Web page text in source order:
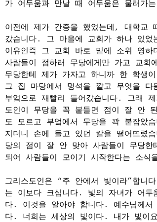
가 어두움과 만날 때 어두움은 물러가
이전에 제가 간증을 했었는데, 대학교
갔습니다. 그 마을에 교회가 하나 있었
이유인즉 그 교회 바로 밑에 소위 영하
사람들이 점하러 무당에게만 가고 교
무당한테 제가 가자고 하니까 한 학생
그 집 마당에서 멍석을 깔고 무엇을
부엌으로 재빨리 들어갔습니다. 그래
도인이 무당을 꼭 붙들면 점이 잘 안
도 모르고 부엌에서 무당을 꽉 붙잡았
지더니 손에 들고 있던 칼을 떨어뜨렸
당의 점이 잘 안 맞아 사람들이 무당
되어 사람들이 모이기 시작한다는 소식
그리스도인은 “주 안에서 빛이라”합
는 이보다 크십니다. 빛의 자녀가 어두
다. 이것을 알아야 합니다. 예수님께서
다. 너희는 세상의 빛이다. 내가 빛이